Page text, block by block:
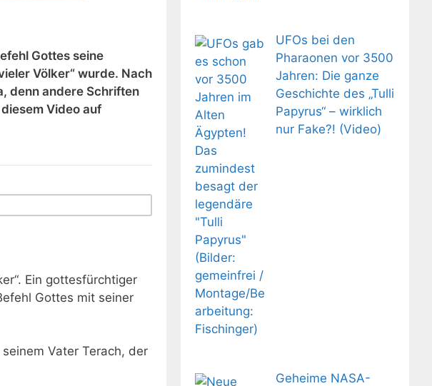
Gottes seine
Völker“ wurde. Nach
denn andere Schriften
Video auf
Ein gottesfürchtiger
Gottes mit seiner
Vater Terach, der
UFOs bei den
Pharaonen vor 3500
Jahren: Die ganze
Geschichte des „Tulli
Papyrus“ – wirklich
nur Fake?! (Video)
Geheime NASA-